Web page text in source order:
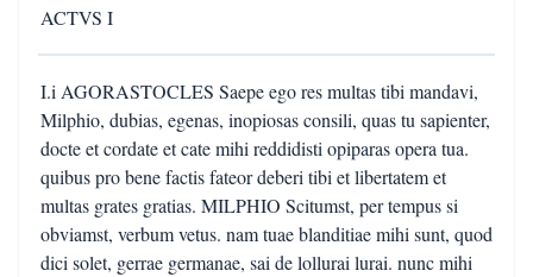
ACTVS I
I.i AGORASTOCLES Saepe ego res multas tibi mandavi,
Milphio, dubias, egenas, inopiosas consili, quas tu sapienter,
docte et cordate et cate mihi reddidisti opiparas opera tua.
quibus pro bene factis fateor deberi tibi et libertatem et
multas grates gratias. MILPHIO Scitumst, per tempus si
obviamst, verbum vetus. nam tuae blanditiae mihi sunt, quod
dici solet, gerrae germanae, sai de lollurai lurai. nunc mihi